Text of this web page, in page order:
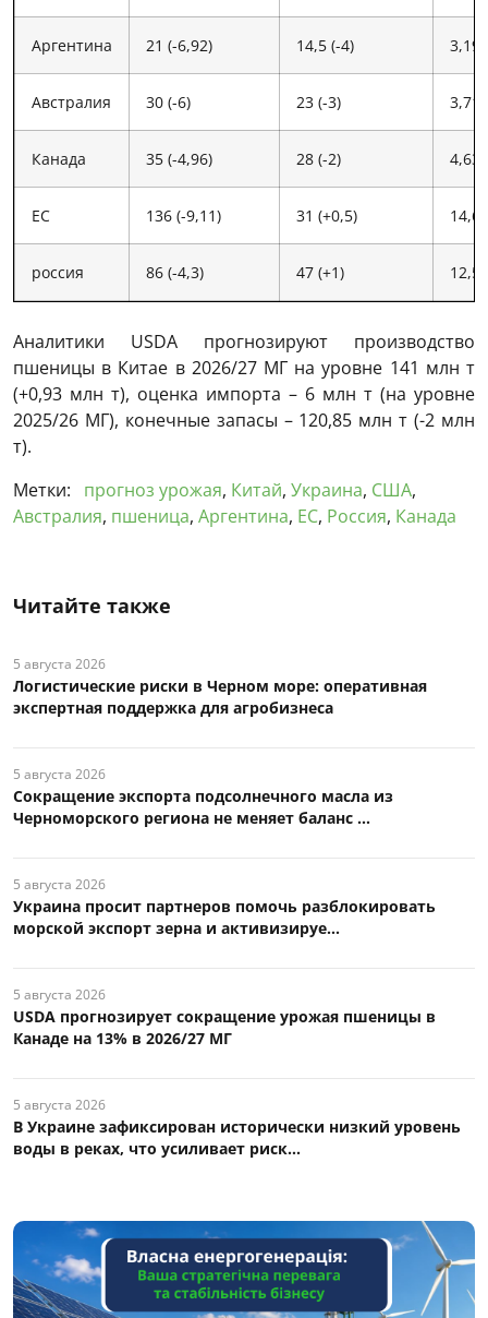
Аргентина 21 (-6,92) 14,5 (-4) 3,19
Австралия 30 (-6) 23 (-3) 3,71
Канада 35 (-4,96) 28 (-2) 4,63
ЕС 136 (-9,11) 31 (+0,5)
россия 86 (-4,3) 47 (+1)
Аналитики USDA прогнозируют производство
пшеницы в Китае в 2026/27 МГ на уровне 141 млн т
(+0,93 млн т), оценка импорта – 6 млн т (на уровне
2025/26 МГ), конечные запасы – 120,85 млн т (-2 млн
т).
Метки:
прогноз урожая, Китай, Украина, США,
Австралия, пшеница, Аргентина, ЕС, Россия, Канада
Читайте также
5 августа 2026
Логистические риски в Черном море: оперативная
экспертная поддержка для агробизнеса
5 августа 2026
Сокращение экспорта подсолнечного масла из
Черноморского региона не меняет баланс ...
5 августа 2026
Украина просит партнеров помочь разблокировать
морской экспорт зерна и активизируе...
5 августа 2026
USDA прогнозирует сокращение урожая пшеницы в
Канаде на 13% в 2026/27 МГ
5 августа 2026
В Украине зафиксирован исторически низкий уровень
воды в реках, что усиливает риск...